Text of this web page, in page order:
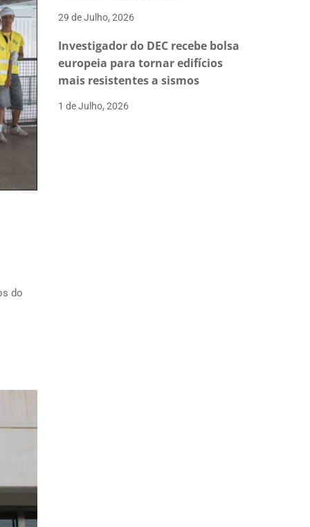
do
29 de Julho, 2026
Investigador do DEC recebe bolsa
europeia para tornar edifícios
mais resistentes a sismos
1 de Julho, 2026